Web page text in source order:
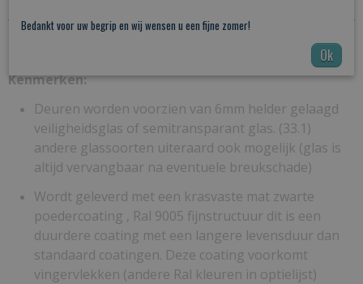
Kenmerken:
Deuren worden voorzien van 6mm helder gelaagd
veiligheidsglas of semitransparant glas. (33.1)
andere glassoorten uiteraard ook mogelijk (glas is
altijd vervangbaar na eventuele breukschade)
Wordt geleverd met een krasvaste mat zwarte
poedercoating , Ral 9005 fijnstructuur dit is een
duurdere coating met een langere levensduur dan
standaard coatingen. Deze coating voorkomt
vingervlekken (andere Ral kleuren in optielijst)
Bedankt voor uw begrip en wij wensen u een fijne zomer!
Ok